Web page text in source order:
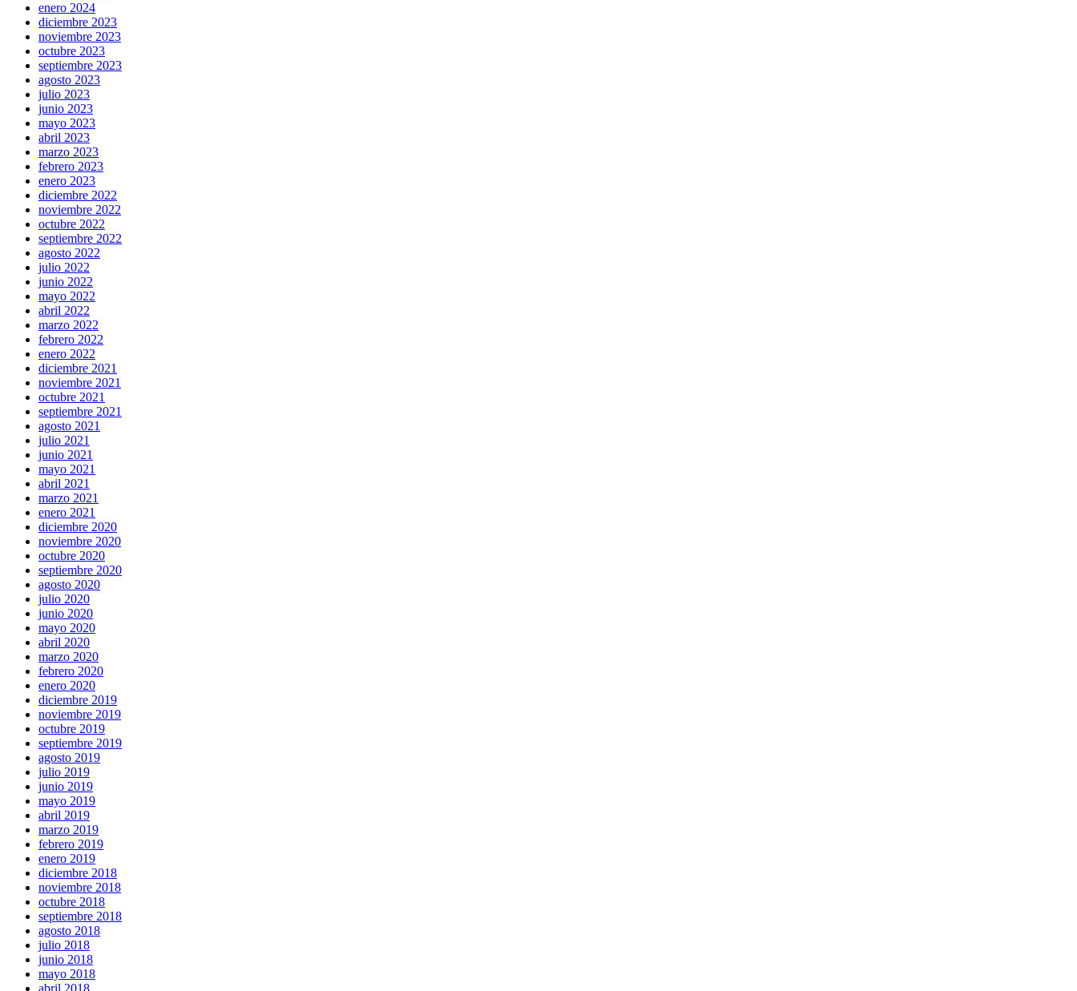
enero 2024
diciembre 2023
noviembre 2023
octubre 2023
septiembre 2023
agosto 2023
julio 2023
junio 2023
mayo 2023
abril 2023
marzo 2023
febrero 2023
enero 2023
diciembre 2022
noviembre 2022
octubre 2022
septiembre 2022
agosto 2022
julio 2022
junio 2022
mayo 2022
abril 2022
marzo 2022
febrero 2022
enero 2022
diciembre 2021
noviembre 2021
octubre 2021
septiembre 2021
agosto 2021
julio 2021
junio 2021
mayo 2021
abril 2021
marzo 2021
enero 2021
diciembre 2020
noviembre 2020
octubre 2020
septiembre 2020
agosto 2020
julio 2020
junio 2020
mayo 2020
abril 2020
marzo 2020
febrero 2020
enero 2020
diciembre 2019
noviembre 2019
octubre 2019
septiembre 2019
agosto 2019
julio 2019
junio 2019
mayo 2019
abril 2019
marzo 2019
febrero 2019
enero 2019
diciembre 2018
noviembre 2018
octubre 2018
septiembre 2018
agosto 2018
julio 2018
junio 2018
mayo 2018
abril 2018